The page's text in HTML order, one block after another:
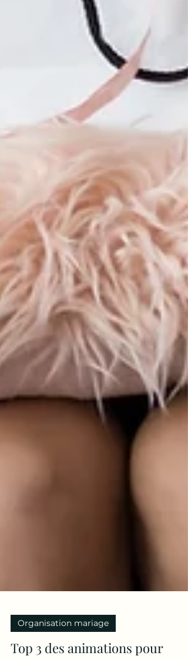
Organisation mariage